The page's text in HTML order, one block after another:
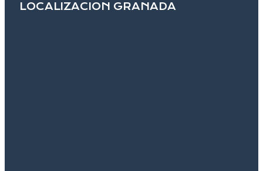
LOCALIZACION GRANADA